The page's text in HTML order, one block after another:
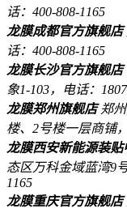
话：400-808-1165
龙膜成都官方旗舰店
话：400-808-1165
龙膜长沙官方旗舰店
象1-103，电话：
龙膜郑州旗舰店郑
楼、2号楼一层商铺
龙膜西安新能源装
态区万科金域蓝湾9
1165
龙膜重庆官方旗舰店